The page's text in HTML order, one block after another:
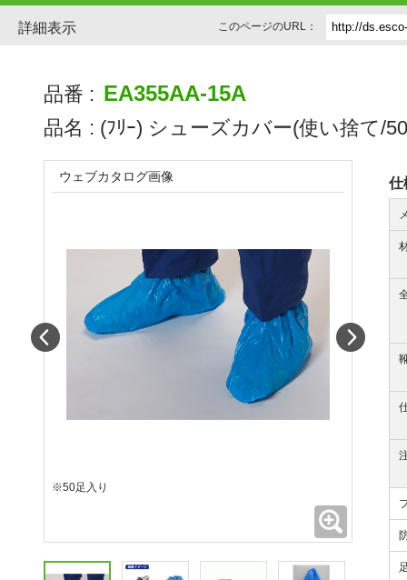
詳細表示 このページのURL：
品番 : EA355AA-15A
品名 : (ﾌﾘｰ) シューズカバー(使い捨て/
仕
ウェブカタログ画像
※50足入り